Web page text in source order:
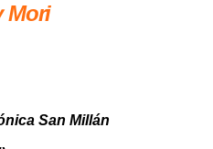
Mori
San Millán